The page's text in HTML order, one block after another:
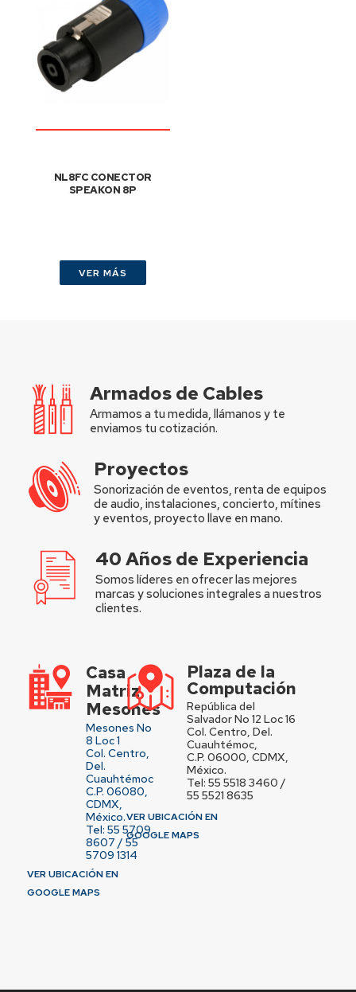
NL8FC CONECTOR
SPEAKON 8P
VER MÁS
Armados de Cables
Armamos a tu medida, llámanos y te
enviamos tu cotización.
Proyectos
Sonorización de eventos, renta de equipos
de audio, instalaciones, concierto, mítines
y eventos, proyecto llave en mano.
40 Años de Experiencia
Somos líderes en ofrecer las mejores
marcas y soluciones integrales a nuestros
clientes.
Casa
Matriz
Mesones
Mesones No
8 Loc 1
Col. Centro,
Del.
Cuauhtémoc
C.P. 06080,
CDMX,
México.
Tel: 55 5709
8607 / 55
5709 1314
VER UBICACIÓN EN
GOOGLE MAPS
Plaza de la
Computación
República del
Salvador No 12 Loc 16
Col. Centro, Del.
Cuauhtémoc,
C.P. 06000, CDMX,
México.
Tel: 55 5518 3460 /
55 5521 8635
VER UBICACIÓN EN
GOOGLE MAPS